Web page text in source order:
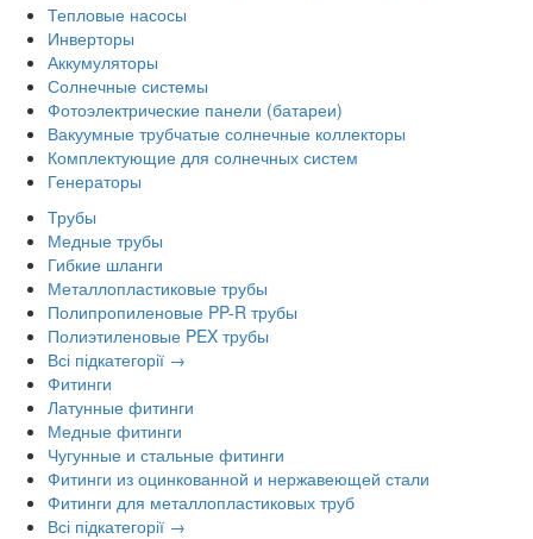
Тепловые насосы
Инверторы
Аккумуляторы
Солнечные системы
Фотоэлектрические панели (батареи)
Вакуумные трубчатые солнечные коллекторы
Комплектующие для солнечных систем
Генераторы
Трубы
Медные трубы
Гибкие шланги
Металлопластиковые трубы
Полипропиленовые PP-R трубы
Полиэтиленовые PEX трубы
Всі підкатегорії →
Фитинги
Латунные фитинги
Медные фитинги
Чугунные и стальные фитинги
Фитинги из оцинкованной и нержавеющей стали
Фитинги для металлопластиковых труб
Всі підкатегорії →